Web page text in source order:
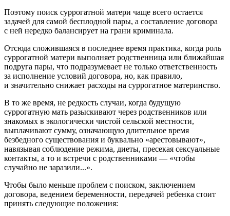
Поэтому поиск суррогатной матери чаще всего остается
задачей для самой бесплодной пары, а составление договора
с ней нередко балансирует на грани криминала.
Отсюда сложившаяся в последнее время практика, когда роль
суррогатной матери выполняет родственница или ближайшая
подруга пары, что подразумевает не только ответственность
за исполнение условий договора, но, как правило,
и значительно снижает расходы на суррогатное материнство.
В то же время, не редкость случаи, когда будущую
суррогатную мать разыскивают через родственников или
знакомых в экологически чистой сельской местности,
выплачивают сумму, означающую длительное время
безбедного существования и буквально «арестовывают»,
навязывая соблюдение режима, диеты, пресекая сексуальные
контакты, а то и встречи с родственниками — «чтобы
случайно не заразили...».
Чтобы было меньше проблем с поиском, заключением
договора, ведением беременности, передачей ребенка стоит
принять следующие положения: